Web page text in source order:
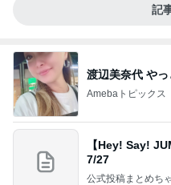
記
渡辺美奈代 や
Amebaトピックス
【Hey! Say!
7/27
公式投稿まとめち